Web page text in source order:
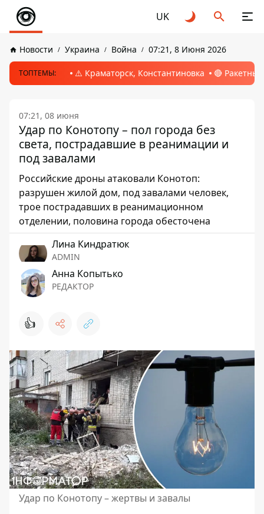
UK
Новости Украина Война 07:21, 8 Июня 2026
ТОПТЕМЫ: ⚠️ Краматорск, Константиновка 🔴
07:21, 08 июня
Удар по Конотопу – пол города без
света, пострадавшие в реанимации и
под завалами
Российские дроны атаковали Конотоп:
разрушен жилой дом, под завалами человек,
трое пострадавших в реанимационном
отделении, половина города обесточена
Лина Киндратюк
ADMIN
Анна Копытько
РЕДАКТОР
👍
Удар по Конотопу – жертвы и завалы